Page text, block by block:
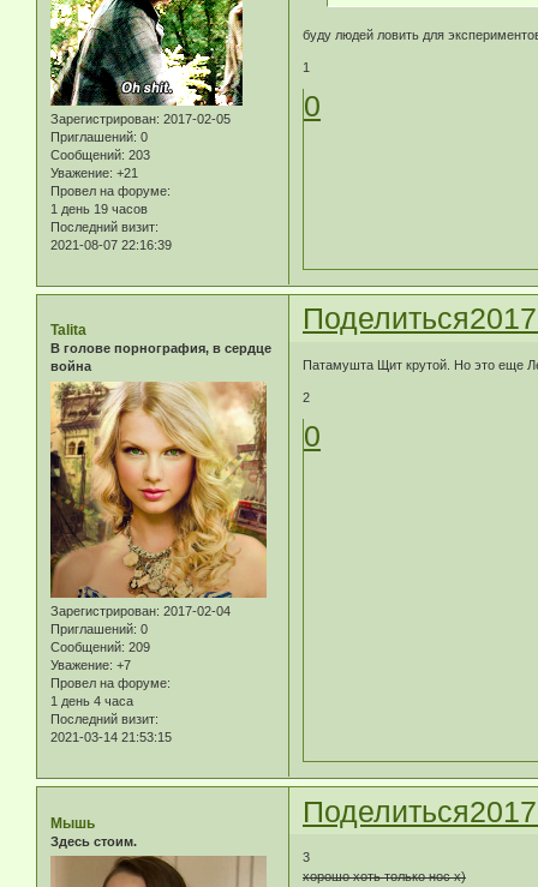
Зарегистрирован: 2017-02-05
Приглашений: 0
Сообщений: 203
Уважение: +21
Провел на форуме:
1 день 19 часов
Последний визит:
2021-08-07 22:16:39
буду людей ловить для
1
0
Поделиться
Talita
В голове порнография, в сердце
война
Зарегистрирован: 2017-02-04
Приглашений: 0
Сообщений: 209
Уважение: +7
Провел на форуме:
1 день 4 часа
Последний визит:
2021-03-14 21:53:15
Патамушта Щит крутой. Но это еще
2
0
Поделиться
Мышь
Здесь стоим.
3
хорошо хоть только нос х)